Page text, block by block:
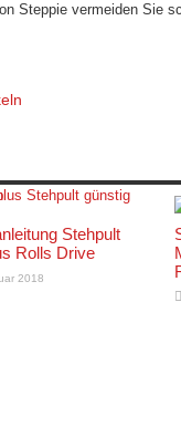
Steppie vermeiden Sie
Stehpult
Rolls Drive
2018